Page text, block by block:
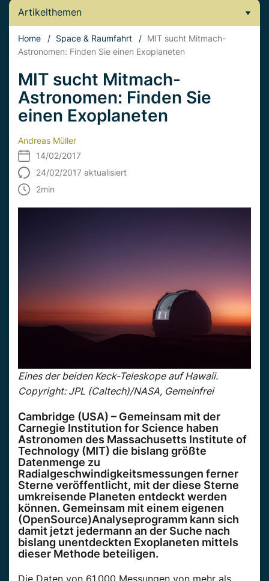
Artikelthemen
Home / Space & Raumfahrt / MIT sucht Mitmach-
Astronomen: Finden Sie einen Exoplaneten
MIT sucht Mitmach-
Astronomen: Finden Sie
einen Exoplaneten
Andreas Müller
14/02/2017
24/02/2017 aktualisiert
2min
Eines der beiden Keck-Teleskope auf Hawaii.
Copyright: JPL (Caltech)/NASA, Gemeinfrei
Cambridge (USA) – Gemeinsam mit der
Carnegie Institution for Science haben
Astronomen des Massachusetts Institute of
Technology (MIT) die bislang größte
Datenmenge zu
Radialgeschwindigkeitsmessungen ferner
Sterne veröffentlicht, mit der diese Sterne
umkreisende Planeten entdeckt werden
können. Gemeinsam mit einem eigenen
(OpenSource)Analyseprogramm kann sich
damit jetzt jedermann an der Suche nach
bislang unentdeckten Exoplaneten mittels
dieser Methode beteiligen.
Die Daten von 61.000 Messungen von mehr als